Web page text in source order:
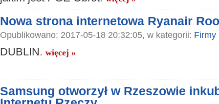
Nowa strona internetowa Ryanair
Opublikowano: 2017-05-18 20:32:05, w kategorii: Firmy
DUBLIN. więcej »
Samsung otworzył w Rzeszowie